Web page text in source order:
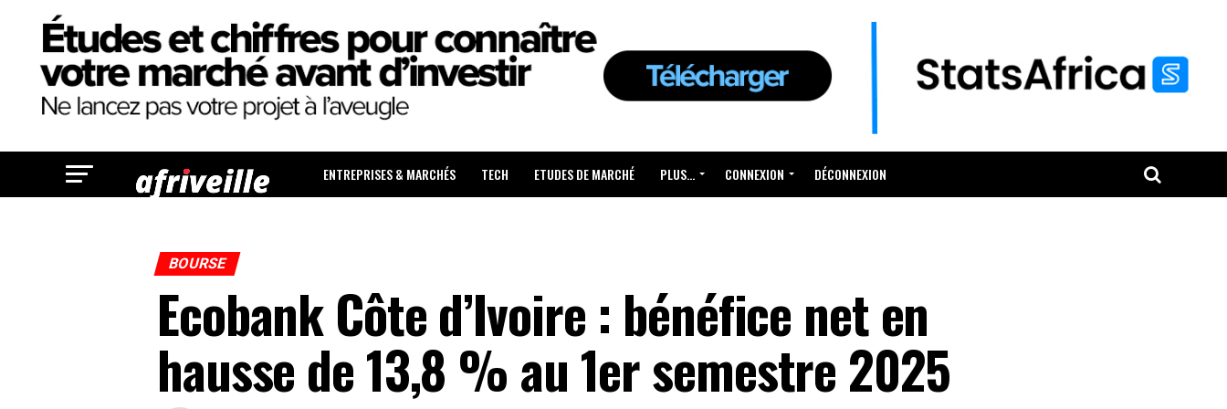
ENTREPRISES & MARCHÉS TECH ETUDES DE MARCHÉ PLUS… CONNEXION DÉCONNEXION
BOURSE
Ecobank Côte d’Ivoire : bénéfice net en
hausse de 13,8 % au 1er semestre 2025